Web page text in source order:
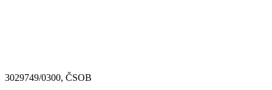
3029749/0300, ČSOB